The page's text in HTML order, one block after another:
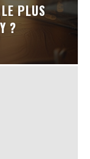
PLUS
?